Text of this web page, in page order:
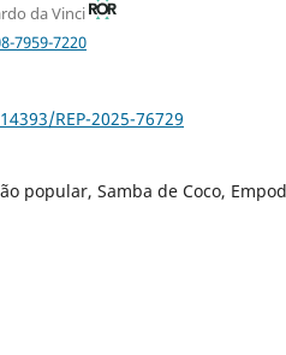
da Vinci
7959-7220
REP-2025-76729
popular, Samba de Coco,